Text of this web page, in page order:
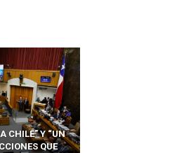
CHILE” Y “UN
QUE